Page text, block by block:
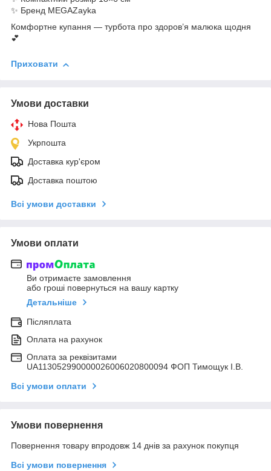
✨ Бренд MEGAZayka
Комфортне купання — турбота про здоров’я малюка щодня
💕
Приховати
Умови доставки
Нова Пошта
Укрпошта
Доставка кур'єром
Доставка поштою
Всі умови доставки
Умови оплати
Ви отримаєте замовлення
або гроші повернуться на вашу картку
Детальніше
Післяплата
Оплата на рахунок
Оплата за реквізитами
UA113052990000026006020800094 ФОП Тимощук І.В.
Всі умови оплати
Умови повернення
Повернення товару впродовж 14 днів за рахунок покупця
Всі умови повернення